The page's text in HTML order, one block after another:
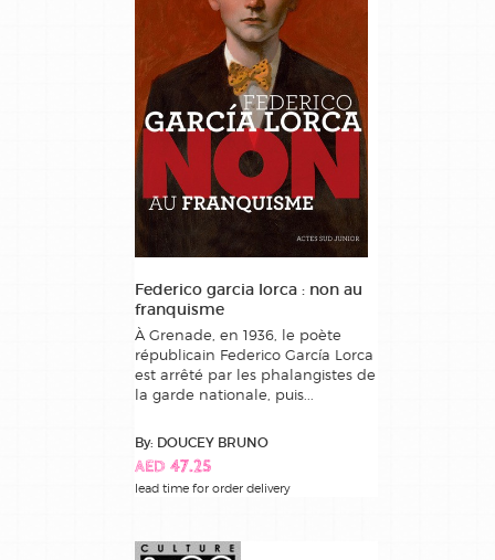
Federico garcia lorca : non au
franquisme
À Grenade, en 1936, le poète
républicain Federico García Lorca
est arrêté par les phalangistes de
la garde nationale, puis...
By: DOUCEY BRUNO
AED 47.25
lead time for order delivery